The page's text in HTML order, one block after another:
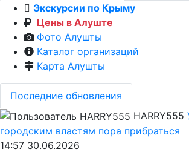
Экскурсии по Крыму
Цены в Алуште
Фото Алушты
Каталог организаций
Карта Алушты
Последние обновления
HARRY555
городским властям пора прибраться
14:57 30.06.2026